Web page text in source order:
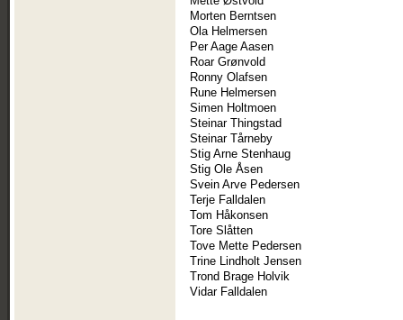
Morten Berntsen
Ola Helmersen
Per Aage Aasen
Roar Grønvold
Ronny Olafsen
Rune Helmersen
Simen Holtmoen
Steinar Thingstad
Steinar Tårneby
Stig Arne Stenhaug
Stig Ole Åsen
Svein Arve Pedersen
Terje Falldalen
Tom Håkonsen
Tore Slåtten
Tove Mette Pedersen
Trine Lindholt Jensen
Trond Brage Holvik
Vidar Falldalen